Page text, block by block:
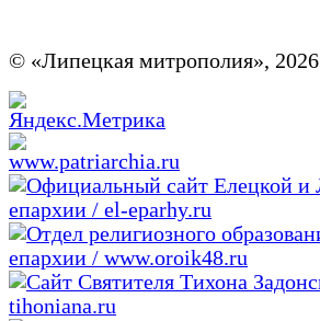
© «Липецкая митрополия», 2026